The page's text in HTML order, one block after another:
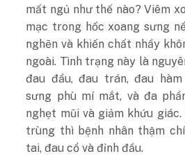
mất ngủ như thế nào? Viêm
mạc trong hốc xoang sưng
nghẽn và khiến chất nhầy
ngoài. Tình trạng này là
đau đầu, đau trán, đau
sưng phù mí mắt, và đa
nghẹt mũi và giảm khứu
trùng thì bệnh nhân thậm
tai, đau cổ và đỉnh đầu.